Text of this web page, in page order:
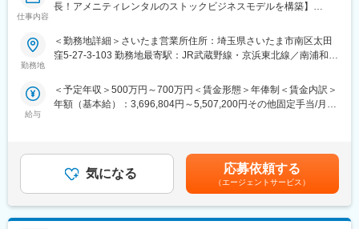
仕事内容
長！アメニティレンタルのストックビジネスモデルを構築】
を図るため、このたび新たな仲間をお迎えすることとなりまし
た。
病院や介護施設に向けて、入院・入所時に必要な衣類やタオル、
日用品などをレンタルできる「アメニティサポートシステム」を
主な営業活動は新規提案営業と既存フォローの両輪です。 社会貢
献性も高く、今後の高齢化社会において成長が見込める成長産業
です。 また、病院や介護施設の業務軽減に貢献する事で、患者
様、利用者様へのサービス向上に直結する為、大変やりがいのあ
るお仕事です。
勤務地
＜勤務地詳細＞さいたま営業所住所：埼玉県さいたま市南区太田
窪5-27-3-103 勤務地最寄駅：JR武蔵野線・京浜東北線／南浦和駅
給与
＜予定年収＞500万円～700万円＜賃金形態＞年俸制＜賃金内訳＞
年額（基本給）：3,696,804円～5,507,200円その他固定手当/月：
無＞有＜残業手当＞有＜給与補足＞・年収：月額×12ヵ月分・評
価：年2回（4月・10月/売上実績だけでなく取り組み姿勢や提案プ
ロセスなどの定性評価も重視）※経験や意欲次第では新しい営業所
の立ち上げに携わる可能性等もございます。賃金はあくまでも目
安の金額であり、選考を通じて上下する可能性があります。月給
気になる 応募依頼する
（エージェントサービス）